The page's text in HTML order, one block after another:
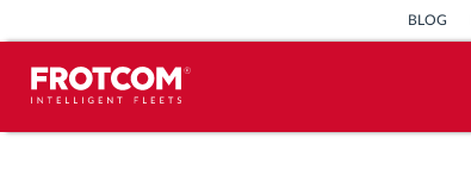
BLOG